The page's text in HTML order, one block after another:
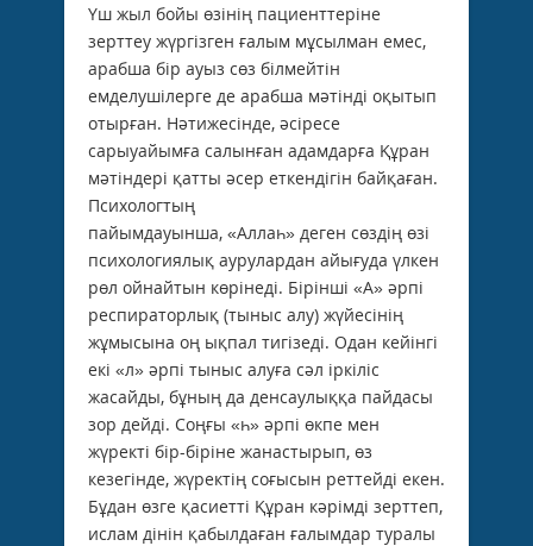
Үш жыл бойы өзінің пациенттеріне
зерттеу жүргізген ғалым мұсылман емес,
арабша бір ауыз сөз білмейтін
емделушілерге де арабша мәтінді оқытып
отырған. Нәтижесінде, әсіресе
сарыуайымға салынған адамдарға Құран
мәтіндері қатты әсер еткендігін байқаған.
Психологтың
пайым­­дау­ын­­ша, «Аллаһ» деген сөздің өзі
психологиялық аурулардан айығуда үлкен
рөл ойнайтын көрінеді. Бірінші «А» әрпі
респираторлық (тыныс алу) жүйесінің
жұмысына оң ықпал тигізеді. Одан кейінгі
екі «л» әрпі тыныс алуға сәл іркіліс
жасайды, бұның да денсаулыққа пайдасы
зор дейді. Соңғы «һ» әрпі өкпе мен
жүректі бір-біріне жанастырып, өз
кезегінде, жүректің соғысын реттейді екен.
Бұдан өзге қасиетті Құран кәрімді зерттеп,
ислам дінін қабылдаған ғалымдар туралы